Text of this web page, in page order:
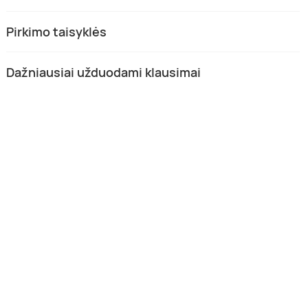
Pirkimo taisyklės
Dažniausiai užduodami klausimai